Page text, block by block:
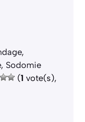
, Sodomie
(1 vote(s),